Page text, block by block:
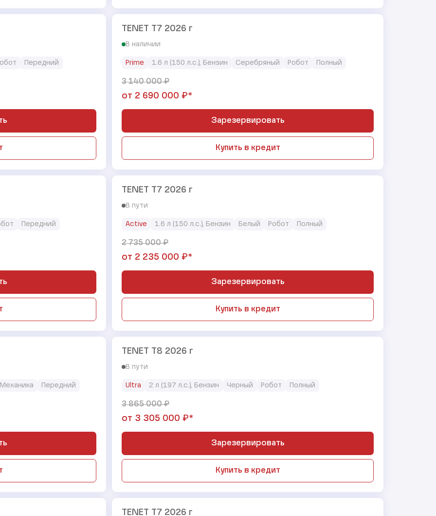
Передний
TENET T7 2026 г
В наличии
Prime 1.6 л (150 л.с.), Бензин Серебряный Робот Полный
3 140 000₽
от 2 690 000 ₽*
Зарезервировать
Купить в кредит
Передний
TENET T7 2026 г
В пути
Active 1.6 л (150 л.с.), Бензин Белый Робот Полный
2 735 000₽
от 2 235 000 ₽*
Зарезервировать
Купить в кредит
Механика Передний
TENET T8 2026 г
В пути
Ultra 2 л (197 л.с.), Бензин Черный Робот Полный
3 865 000₽
от 3 305 000 ₽*
Зарезервировать
Купить в кредит
TENET T7 2026 г